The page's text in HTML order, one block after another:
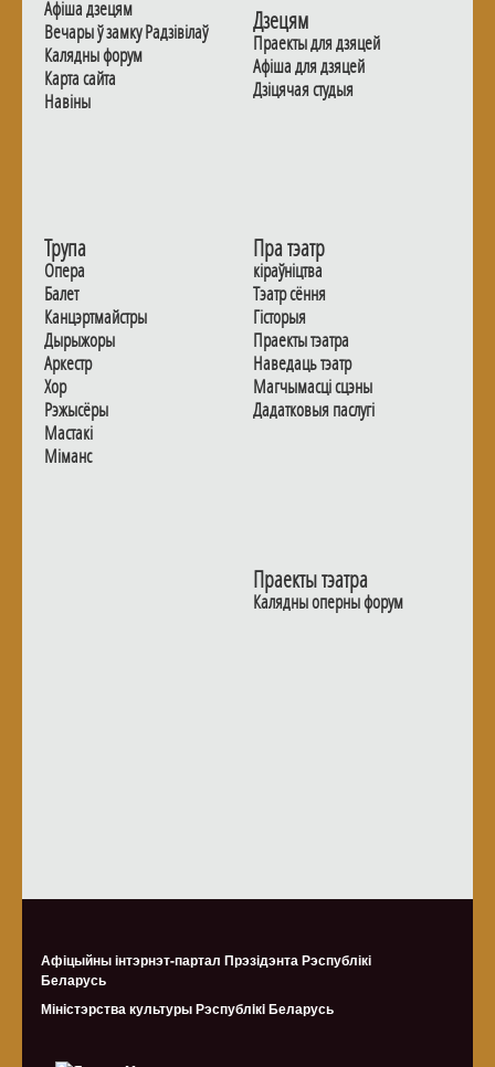
Афiша дзецям
Вечары ў замку Радзiвiлаў
Калядны форум
Карта сайта
Навiны
Дзецям
Праекты для дзяцей
Афiша для дзяцей
Дзiцячая студыя
Трупа
Опера
Балет
Канцэртмайстры
Дырыжоры
Аркестр
Хор
Рэжысёры
Мастакі
Мiманс
Пра тэатр
кіраўніцтва
Тэатр сёння
Гiсторыя
Праекты тэатра
Наведаць тэатр
Магчымасцi сцэны
Дадаткoвыя паслугi
Праекты тэатра
Калядны оперны форум
Афіцыйны інтэрнэт-партал Прэзідэнта Рэспублікі
Беларусь
Міністэрства культуры Рэспублiкi Беларусь